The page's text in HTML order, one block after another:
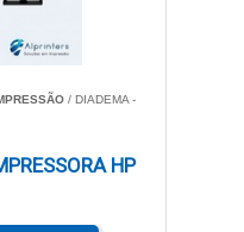
/ DIADEMA -
HP